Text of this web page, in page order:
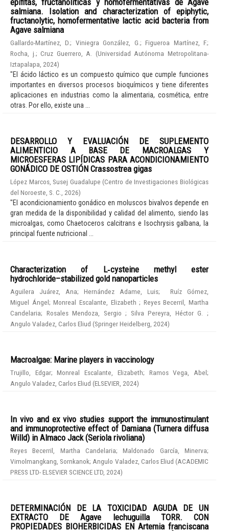
salmiana. Isolation and characterization of epiphytic,
fructanolytic, homofermentative lactic acid bacteria from
Agave salmiana
Gallardo-Martínez, D.; Viniegra González, G. ;Figueroa Martínez, F.;
Rocha, j. ;Cruz Guerrero, A. (Universidad Autónoma Metropolitana-
Iztapalapa 2024)
"El ácido láctico es un compuesto químico que cumple funciones
importantes en diversos procesos bioquímicos y tiene diferentes
aplicaciones en industrias como la alimentaria, cosmética, entre
otras. Por ello, existe una ...
DESARROLLO Y EVALUACIÓN DE SUPLEMENTO
ALIMENTICIO A BASE DE MACROALGAS Y
MICROESFERAS LIPÍDICAS PARA ACONDICIONAMIENTO
GONÁDICO DE OSTIÓN Crassostrea gigas
López Marcos, Susej Guadalupe (Centro de Investigaciones Biológicas
del Noroeste, S. C.
2026)
"El acondicionamiento gonádico en moluscos bivalvos depende en
gran medida de la disponibilidad y calidad del alimento, siendo las
microalgas, como Chaetoceros calcitrans e Isochrysis galbana, la
principal fuente nutricional ...
Characterization of L‑cysteine methyl ester
hydrochloride–stabilized gold nanoparticles
Aguilera Juárez, Ana; Hernández Adame, Luis;
Ruíz Gómez,
Miguel Ángel;Monreal Escalante, Elizabeth; Reyes Becerril, Martha
Candelaria; Rosales Mendoza, Sergio; Silva Pereyra, Héctor G.;
Angulo Valadez, Carlos Eliud (Springer Heidelberg 2024)
Macroalgae: Marine players in vaccinology
Trujillo, Edgar;Monreal Escalante, Elizabeth; Ramos Vega, Abel;
Angulo Valadez, Carlos Eliud (ELSEVIER 2024)
In vivo and ex vivo studies support the immunostimulant
and immunoprotective effect of Damiana (Turnera diffusa
Willd) in Almaco Jack (Seriola rivoliana)
Reyes Becerril, Martha Candelaria;Maldonado García, Minerva;
Vimolmangkang, Sornkanok; Angulo Valadez, Carlos Eliud (ACADEMIC
PRESS LTD- ELSEVIER SCIENCE LTD 2024)
DETERMINACIÓN DE LA TOXICIDAD AGUDA DE UN
EXTRACTO DE Agave lechuguilla TORR. CON
PROPIEDADES BIOHERBICIDAS EN Artemia franciscana